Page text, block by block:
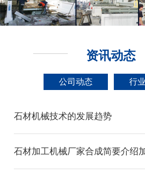
资讯动态
公司动态 行
石材机械技术的发展趋势